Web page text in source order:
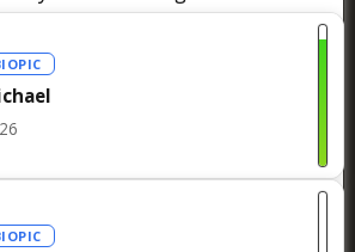
particulier dans les scènes où il
les fameuses phrases
Dylan.
d'inconvénients mineurs dans
captivant. Mangold, qui a
the Line, a manifestement
pour le genre du biopic